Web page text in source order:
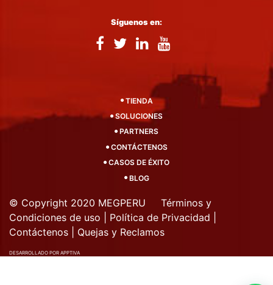
Síguenos en:
TIENDA
SOLUCIONES
PARTNERS
CONTÁCTENOS
CASOS DE ÉXITO
BLOG
© Copyright 2020 MEGPERU Términos y
Condiciones de uso
Política de Privacidad
Contáctenos
Quejas y Reclamos
DESARROLLADO POR APPTIVA